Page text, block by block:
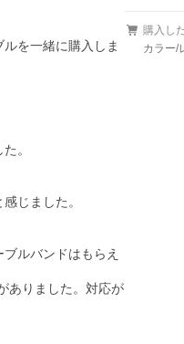
を一緒に購入しま
。
じました。
ルバンドはもらえ
ありました。対応が
購入し
カラー/